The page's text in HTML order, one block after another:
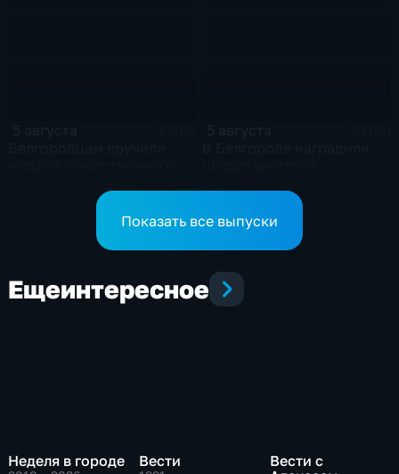
Показать все выпуски
Ещеинтересное
Неделя в городе Вести
Вести с